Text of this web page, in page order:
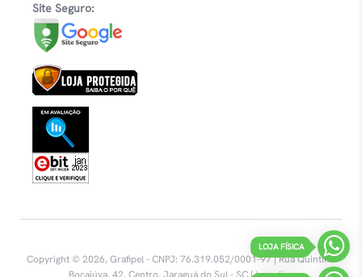
Site Seguro:
Copyright © 2026, Grafipel - CNPJ: 76.319.052/0001-97 | Rua Quintino
Bocaiúva, 42, Centro. Jaraguá do Sul - SC |Inovalize
LOJA FÍSICA